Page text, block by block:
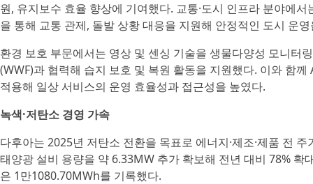
원, 유지보수 효율 향상에 기여했다. 교통·도시 인프라 분야에
을 통해 교통 관제, 돌발 상황 대응을 지원해 안정적인 도시 운
환경 보호 부문에서는 영상 및 센싱 기술을 생물다양성 모니터
(WWF)과 협력해 습지 보호 및 복원 활동을 지원했다. 이와 함
적용해 일상 서비스의 운영 효율성과 접근성을 높였다.
녹색·저탄소 경영 가속
다후아는 2025년 저탄소 전환을 목표로 에너지·제조·제품 전
태양광 설비 용량을 약 6.33MW 추가 확보해 전년 대비 78% 확
은 1만1080.70MWh를 기록했다.